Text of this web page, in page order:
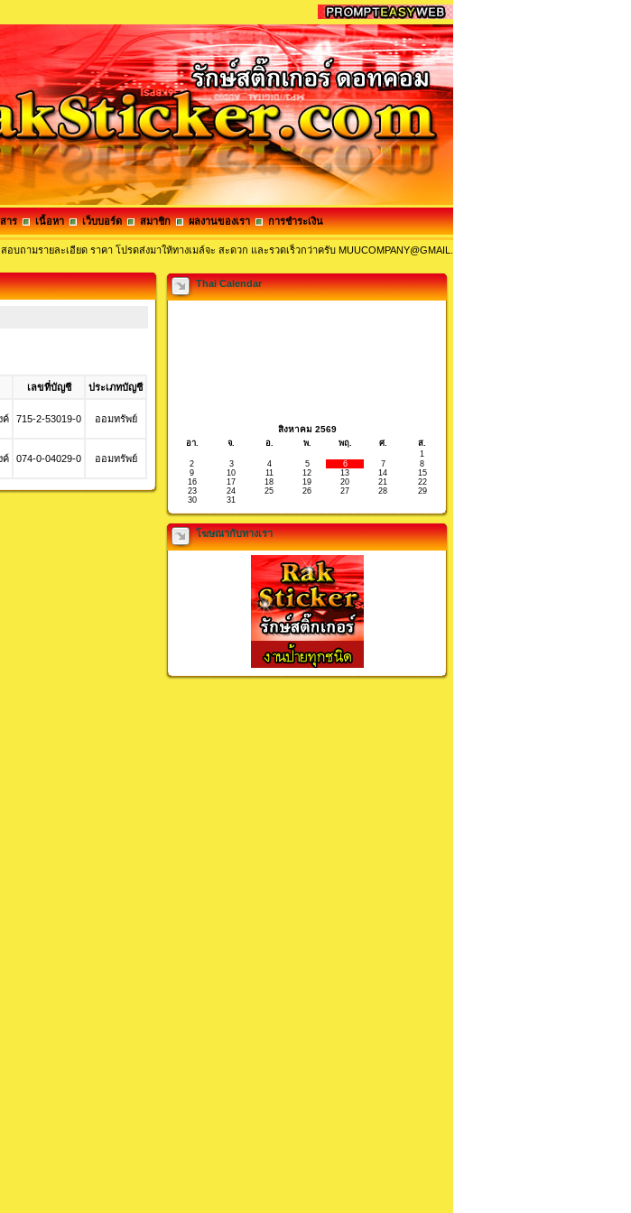
าร เนื้อหา เว็บบอร์ด สมาชิก ผลงานของเรา การชำระเงิน
ถามรายละเอียด ราคา โปรดส่งมาให้ทางเมล์จะ สะดวก และรวดเร็วกว่าครับ MUUCOMPANY@GMAIL.COM และ MUUCOM@HOTMAIL.COM หรื
เลขที่บัญชี ประเภทบัญชี
ค์ 715-2-53019-0 ออมทรัพย์
ค์ 074-0-04029-0 ออมทรัพย์
Thai Calendar
สิงหาคม 2569
อา. จ. อ. พ. พฤ. ศ.
ส.
1
2
3 4 5 6 7
8
9
10 11 12 13 14
15
16
17 18 19 20 21
22
23
24 25 26 27 28
29
30
31
โฆษณากับทางเรา